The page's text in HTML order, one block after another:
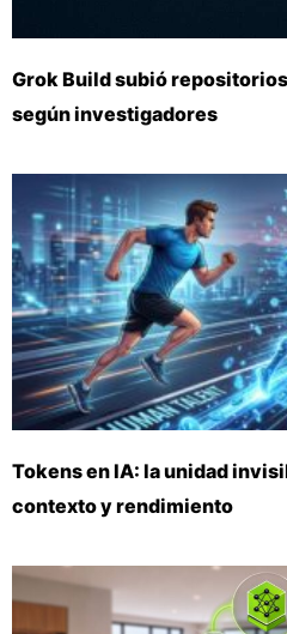
Grok Build subió
según investigadores
Tokens en IA: la unidad
contexto y rendimiento